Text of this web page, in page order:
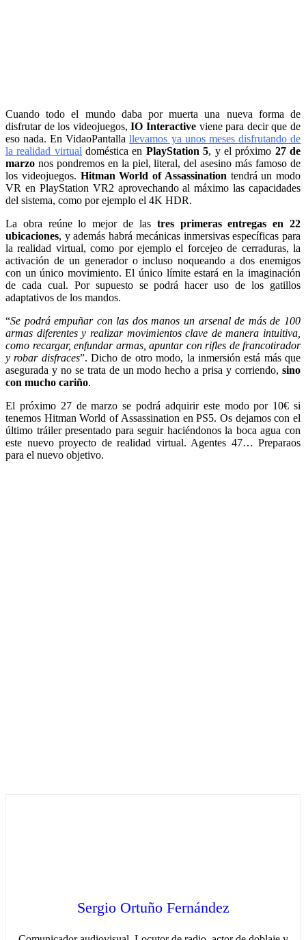
Cuando todo el mundo daba por muerta una nueva forma de
disfrutar de los videojuegos,IO Interactive viene para decir que de
eso nada. En VidaoPantallallevamos ya unos meses disfrutando de
la realidad virtual doméstica en PlayStation 5, y el próximo 27 de
marzo nos pondremos en la piel, literal, del asesino más famoso de
los videojuegos. Hitman World of Assassination tendrá un modo
VR en PlayStation VR2 aprovechando al máximo las capacidades
del sistema, como por ejemplo el 4K HDR.
La obra reúne lo mejor de las tres primeras entregas en 22
ubicaciones, y además habrá mecánicas inmersivas específicas para
la realidad virtual, como por ejemplo el forcejeo de cerraduras, la
activación de un generador o incluso noqueando a dos enemigos
con un único movimiento. El único límite estará en la imaginación
de cada cual. Por supuesto se podrá hacer uso de los gatillos
adaptativos de los mandos.
“Se podrá empuñar con las dos manos un arsenal de más de 100
armas diferentes y realizar movimientos clave de manera intuitiva,
como recargar, enfundar armas, apuntar con rifles de francotirador
y robar disfraces”. Dicho de otro modo, la inmersión está más que
asegurada y no se trata de un modo hecho a prisa y corriendo, sino
con mucho cariño.
El próximo 27 de marzo se podrá adquirir este modo por 10€ si
tenemos Hitman World of Assassination en PS5. Os dejamos con el
último tráiler presentado para seguir haciéndonos la boca agua con
este nuevo proyecto de realidad virtual. Agentes 47… Preparaos
para el nuevo objetivo.
Sergio Ortuño Fernández